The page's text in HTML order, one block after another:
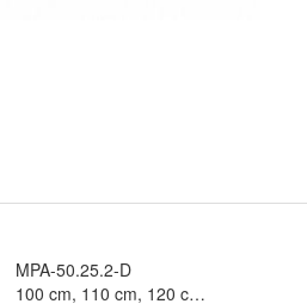
MPA-50.25.2-D